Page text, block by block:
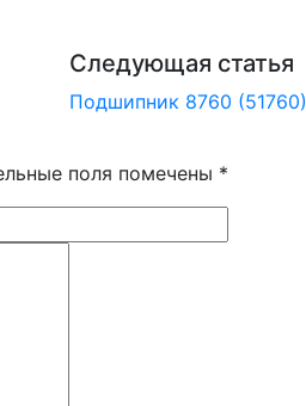
Следующая статья
Подшипник 8760 (51760)
поля помечены *